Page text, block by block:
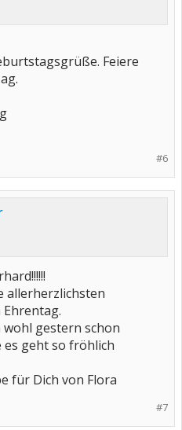
Feiere
#6
allerherzlichsten
Ehrentag.
wohl gestern schon
geht so fröhlich
für Dich von Flora
#7